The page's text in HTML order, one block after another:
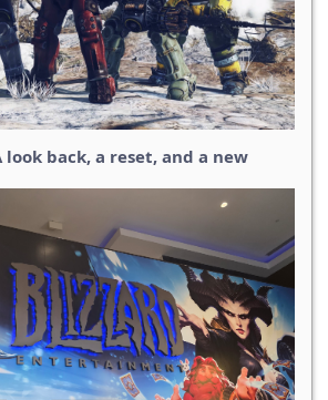
look back, a reset, and a new